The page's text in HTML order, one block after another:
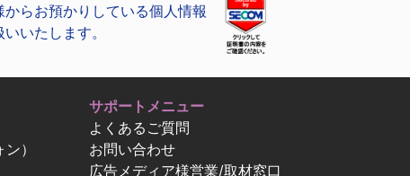
らお預かりしている個人情報
いたします。
）
サポートメニュー
よくあるご質問
お問い合わせ
広告メディア様営業/取材窓口